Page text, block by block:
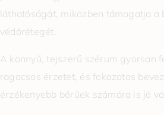
láthatóságát, miközben támogatja a
védőrétegét.
A könnyű, tejszerű szérum gyorsan
ragacsos érzetet, és fokozatos
érzékenyebb bőrűek számára is jó